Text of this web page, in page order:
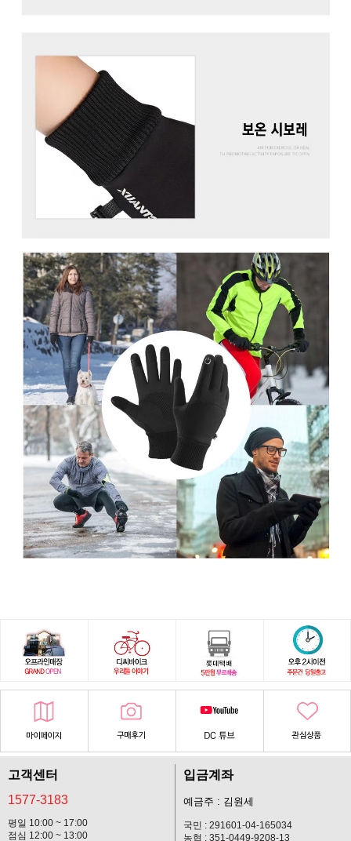
고객센터
1577-3183
평일 10:00 ~ 17:00
점심 12:00 ~ 13:00
입금계좌
예금주 : 김원세
국민 : 291601-04-165034
농협 : 351-0449-9208-13